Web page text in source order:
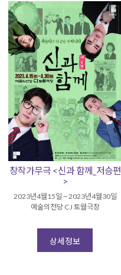
창작가무극 <신과 함께_저승편
>
2023년4월15일 ~ 2023년4월30일
예술의전당 CJ 토월극장
상세정보